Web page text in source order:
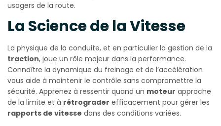
usagers de la route.
La Science de la Vitesse
La physique de la conduite, et en particulier la gestion de la
traction, joue un rôle majeur dans la performance.
Connaître la dynamique du freinage et de l’accélération
vous aide à maintenir le contrôle sans compromettre la
sécurité. Apprenez à ressentir quand un moteur approche
de la limite et à rétrograder efficacement pour gérer les
rapports de vitesse dans des conditions variées.